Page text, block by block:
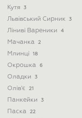
Кутя 3
Львівський Сирник 3
Ліниві Вареники 4
Мачанка 2
Млинці 18
Окрошка 6
Оладки 3
Олів'є 21
Панкейки 3
Паска 22